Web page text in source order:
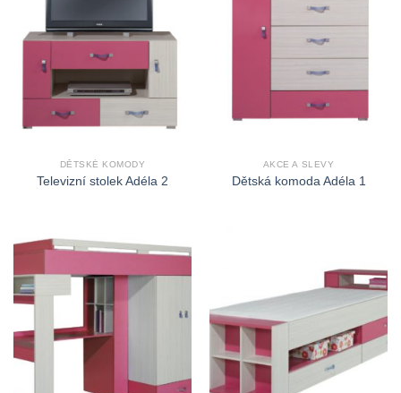
DĚTSKÉ KOMODY
Televizní stolek Adéla 2
AKCE A SLEVY
Dětská komoda Adéla 1